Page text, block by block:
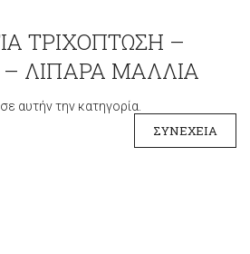
ΤΡΙΧΌΠΤΩΣΗ –
ΛΙΠΑΡΆ ΜΑΛΛΙΆ
αυτήν την κατηγορία.
ΣΥΝΈΧΕΙΑ